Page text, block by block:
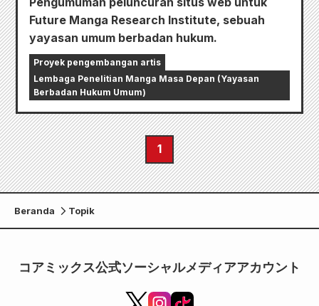
Future Manga Research Institute, sebuah
yayasan umum berbadan hukum.
Proyek pengembangan artis
Lembaga Penelitian Manga Masa Depan (Yayasan
Berbadan Hukum Umum)
1
Beranda Topik
コアミックス公式ソーシャルメディアアカウント